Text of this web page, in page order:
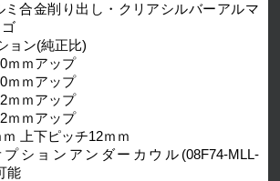
ミ合金削り出し・クリアシルバーアルマ
ョン(純正比)
ｍｍアップ
ｍｍアップ
ｍｍアップ
ｍｍアップ
上下ピッチ12ｍｍ
ションアンダーカウル(08F74-MLL-
能